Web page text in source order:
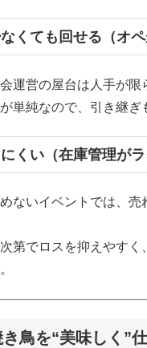
くても回せる（オペ
運営の屋台は人手が限
単純なので、引き継ぎ
くい（在庫管理がラ
ないイベントでは、売
第でロスを抑えやすく
鳥を“美味しく”